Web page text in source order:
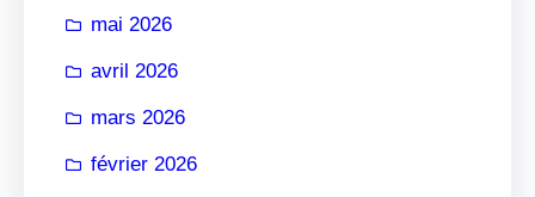
mai 2026
avril 2026
mars 2026
février 2026